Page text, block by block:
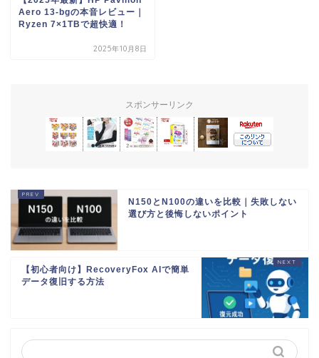
Aero 13-bgの本音レビュー｜
Ryzen 7×1TBで超快適！
2025年10月8日
スポンサーリンク
N150とN100の違いを比較｜失敗しない
選び方と後悔しないポイント
【初心者向け】RecoveryFox AIで簡単
データ復旧する方法